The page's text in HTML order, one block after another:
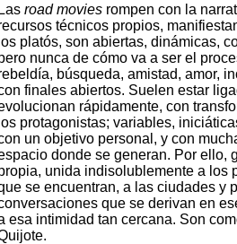
road movies rompen con la
técnicos propios,
platós, son abiertas, dinámicas,
nunca de cómo va a ser el
búsqueda, amistad, amor,
finales abiertos. Suelen estar
rápidamente, con
protagonistas; variables,
un objetivo personal, y con
donde se generan. Por ello,
unida indisolublemente a los
se encuentran, a las ciudades y
que se derivan en
esa intimidad tan cercana. Son